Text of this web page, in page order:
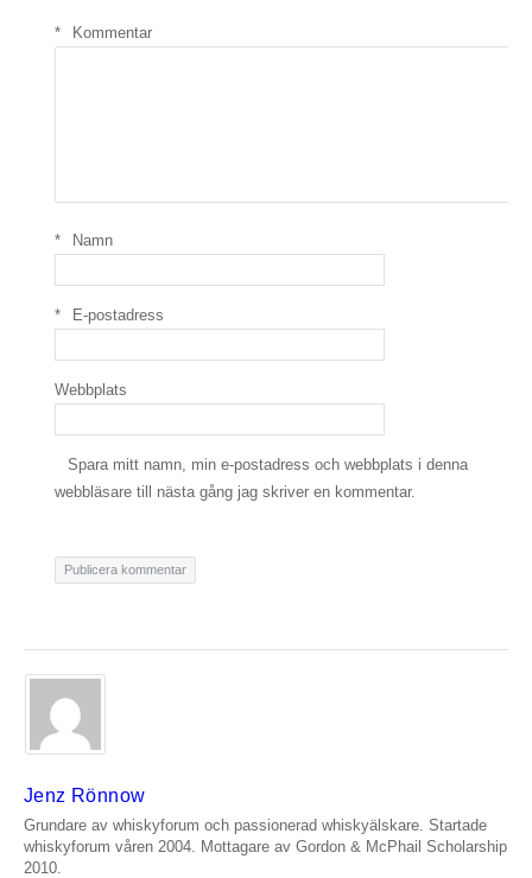
Kommentar
*
Namn
*
E-postadress
*
Webbplats
Spara mitt namn, min e-postadress och webbplats i denna
webbläsare till nästa gång jag skriver en kommentar.
Jenz Rönnow
Grundare av whiskyforum och passionerad whiskyälskare. Startade
whiskyforum våren 2004. Mottagare av Gordon & McPhail Scholarship
2010.